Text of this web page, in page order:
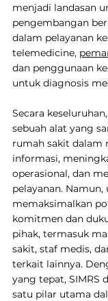
menjadi landasan
pengembangan
dalam pelayanan
telemedicine,
dan penggunaan
untuk diagnosis
Secara
sebuah alat yang
rumah sakit dalam
informasi,
operasional, dan
pelayanan. Namun,
memaksimalkan
komitmen dan
pihak, termasuk
sakit, staf medis,
terkait lainnya.
yang tepat, SIMRS
satu pilar utama